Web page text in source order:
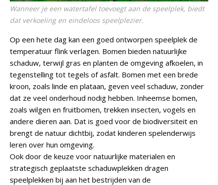
Wanneer je een watertafel toevoegt aan de speelplek, biedt
dat verkoeling en eindeloos speelplezier.
Op een hete dag kan een goed ontworpen speelplek de
temperatuur flink verlagen. Bomen bieden natuurlijke
schaduw, terwijl gras en planten de omgeving afkoelen, in
tegenstelling tot tegels of asfalt. Bomen met een brede
kroon, zoals linde en plataan, geven veel schaduw, zonder
dat ze veel onderhoud nodig hebben. Inheemse bomen,
zoals wilgen en fruitbomen, trekken insecten, vogels en
andere dieren aan. Dat is goed voor de biodiversiteit en
brengt de natuur dichtbij, zodat kinderen spelenderwijs
leren over hun omgeving.
Ook door de keuze voor natuurlijke materialen en
strategisch geplaatste schaduwplekken dragen
speelplekken bij aan het bestrijden van de